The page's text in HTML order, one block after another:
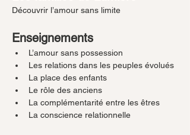
Découvrir l’amour sans limite
Enseignements
L’amour sans possession
Les relations dans les peuples évolués
La place des enfants
Le rôle des anciens
La complémentarité entre les êtres
La conscience relationnelle